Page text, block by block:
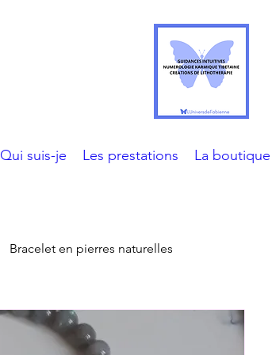
Qui suis-je Les prestations La boutique
Bracelet en pierres naturelles